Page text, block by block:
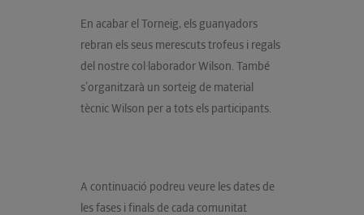
En acabar el Torneig, els guanyadors
rebran els seus merescuts trofeus i regals
del nostre col·laborador Wilson. També
s’organitzarà un sorteig de material
tècnic Wilson per a tots els participants.
A continuació podreu veure les dates de
les fases i finals de cada comunitat